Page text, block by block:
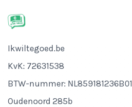
Bedrijfsnaam
Ikwiltegoed.be
KvK-nummer
KvK: 72631538
Btw-nummer
BTW-nummer: NL859181236B01
Adres
Oudenoord 285b